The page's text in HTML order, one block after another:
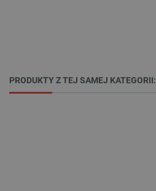
PRODUKTY Z TEJ SAMEJ KATEGORII: